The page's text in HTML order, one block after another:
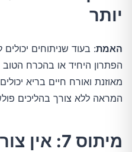
יותר
האמת
המראה ללא צורך בהליכים
מיתוס 7: